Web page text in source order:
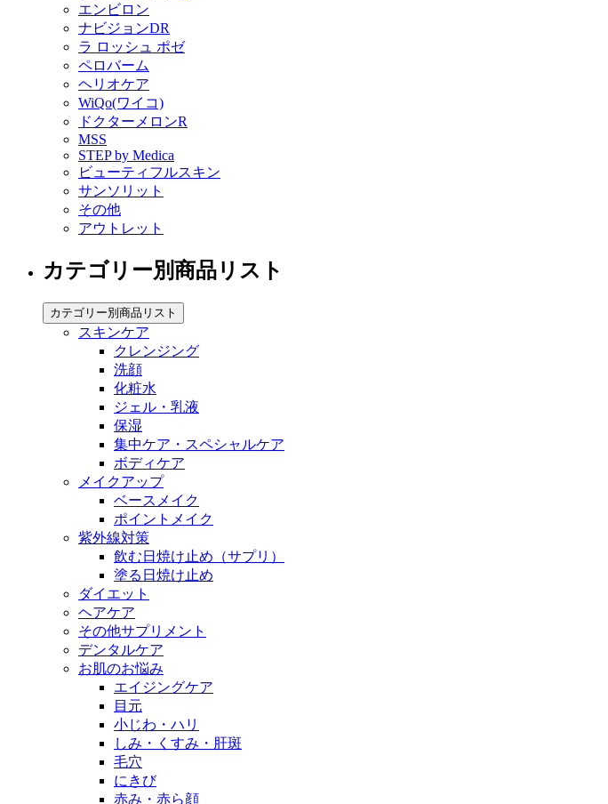
エンビロン
ナビジョンDR
ラ ロッシュ ポゼ
ペロバーム
ヘリオケア
WiQo(ワイコ)
ドクターメロンR
MSS
STEP by Medica
ビューティフルスキン
サンソリット
その他
アウトレット
カテゴリー別商品リスト
カテゴリー別商品リスト
スキンケア
クレンジング
洗顔
化粧水
ジェル・乳液
保湿
集中ケア・スペシャルケア
ボディケア
メイクアップ
ベースメイク
ポイントメイク
紫外線対策
飲む日焼け止め（サプリ）
塗る日焼け止め
ダイエット
ヘアケア
その他サプリメント
デンタルケア
お肌のお悩み
エイジングケア
目元
小じわ・ハリ
しみ・くすみ・肝斑
毛穴
にきび
赤み・赤ら顔